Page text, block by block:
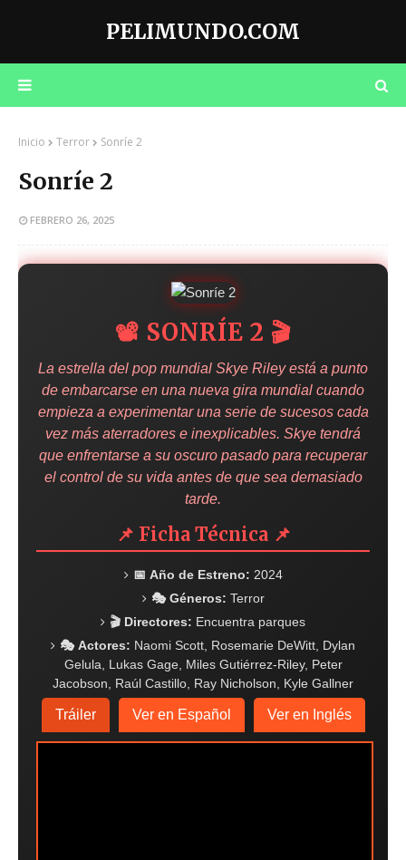
PELIMUNDO.COM
Inicio Terror Sonríe 2
Sonríe 2
FEBRERO 26, 2025
📽️ SONRÍE 2 🎬
La estrella del pop mundial Skye Riley está a punto
de embarcarse en una nueva gira mundial cuando
empieza a experimentar una serie de sucesos cada
vez más aterradores e inexplicables. Skye tendrá
que enfrentarse a su oscuro pasado para recuperar
el control de su vida antes de que sea demasiado
tarde.
📌 Ficha Técnica 📌
📅 Año de Estreno: 2024
🎭 Géneros: Terror
🎬 Directores: Encuentra parques
🎭 Actores: Naomi Scott, Rosemarie DeWitt, Dylan
Gelula, Lukas Gage, Miles Gutiérrez-Riley, Peter
Jacobson, Raúl Castillo, Ray Nicholson, Kyle Gallner
Tráiler Ver en Español Ver en Inglés